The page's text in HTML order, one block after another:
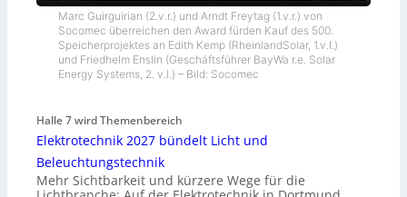
Marc Guirguirian (2.v.r.) und Arndt Freytag (1.v.r.) von
Socomec überreichen den Award fürden Kauf des 500.
Speicherprojektes an Edith Kemp (RheinlandSolar, 1.v.l.)
und Friedhelm Enslin (Geschäftsführer BayWa r.e. Solar
Energy Systems, 2. v.l.) – Bild: Socomec
Halle 7 wird Themenbereich
Elektrotechnik 2027 bündelt Licht und
Beleuchtungstechnik
Mehr Sichtbarkeit und kürzere Wege für die